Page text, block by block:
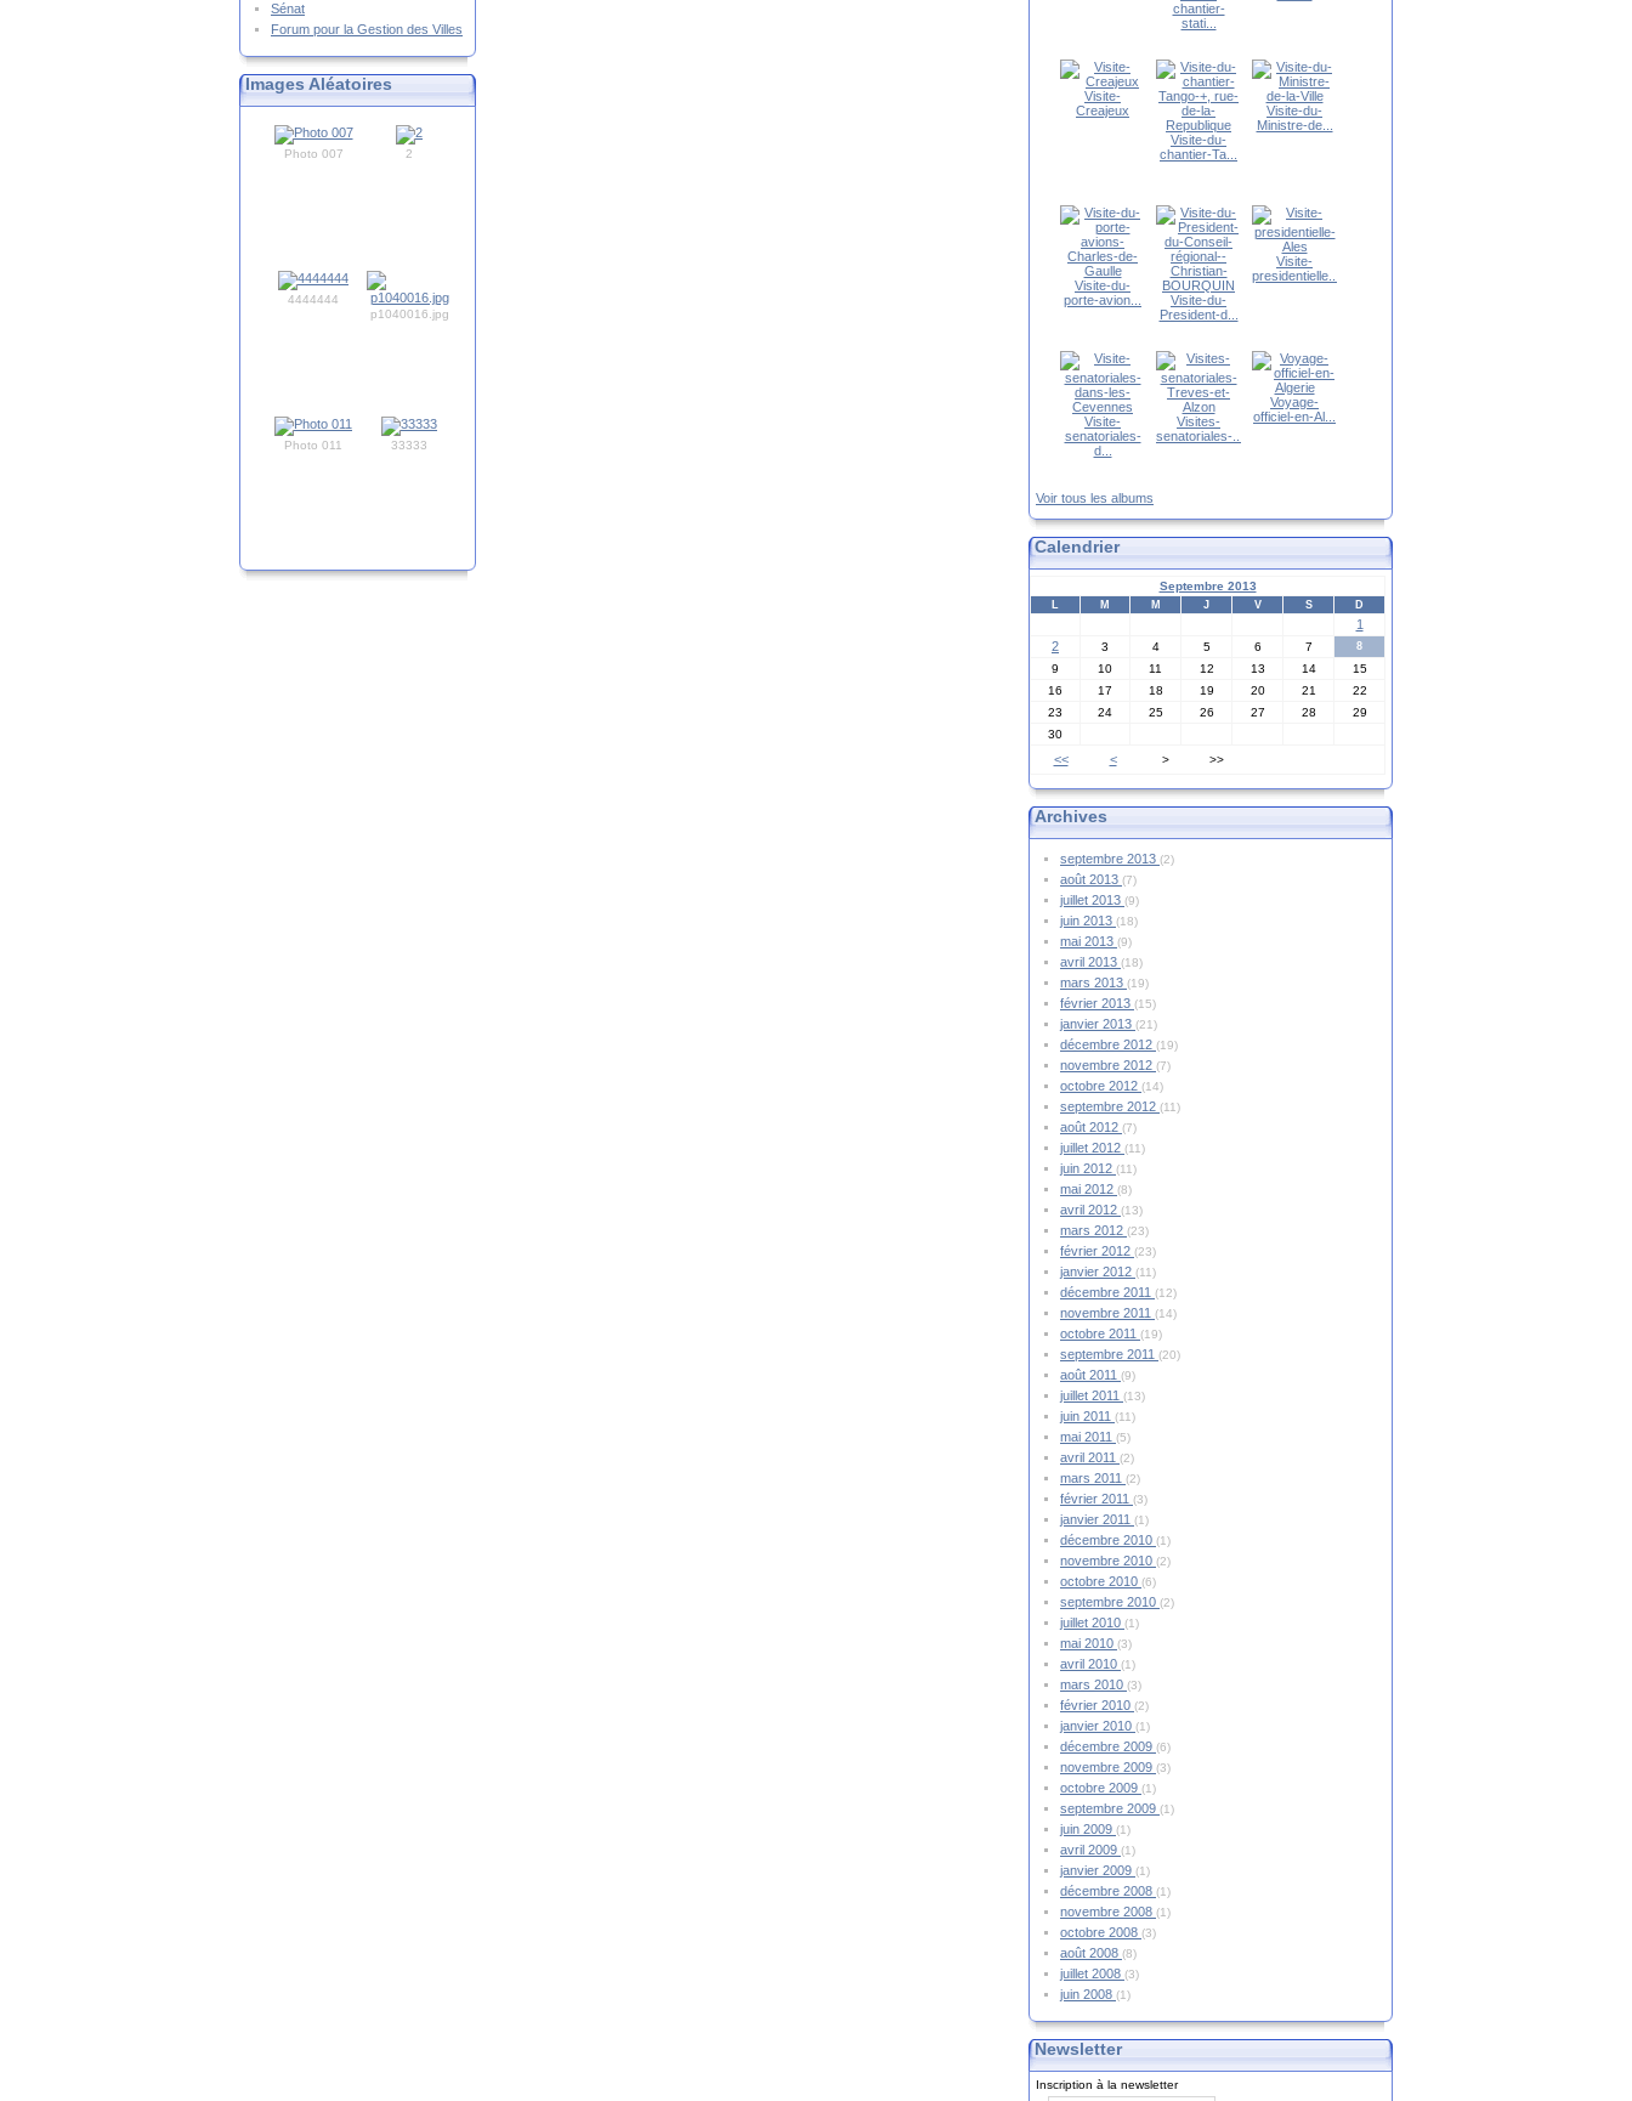
Sénat
Forum pour la Gestion des Villes
Images Aléatoires
Photo 007 2
4444444
p1040016.jpg
Photo 011 33333
chantier-
stati...
Visite-
Creajeux
Visite-du-
chantier-Ta...
Visite-du-
Ministre-de...
Visite-du-
porte-avion...
Visite-du-
President-d...
Visite-
presidentielle...
Visite-
senatoriales-
d...
Visites-
senatoriales-...
Voyage-
officiel-en-Al...
Voir tous les albums
Calendrier
Septembre 2013
L M M J V S D
1
2
3 4 5 6 7 8
9 10 11 12 13 14
15
16
17 18 19 20 21
22
23
24 25 26 27 28
29
30
<< < > >>
Archives
septembre 2013 (2)
août 2013 (7)
juillet 2013 (9)
juin 2013 (18)
mai 2013 (9)
avril 2013 (18)
mars 2013 (19)
février 2013 (15)
janvier 2013 (21)
décembre 2012 (19)
novembre 2012 (7)
octobre 2012 (14)
septembre 2012 (11)
août 2012 (7)
juillet 2012 (11)
juin 2012 (11)
mai 2012 (8)
avril 2012 (13)
mars 2012 (23)
février 2012 (23)
janvier 2012 (11)
décembre 2011 (12)
novembre 2011 (14)
octobre 2011 (19)
septembre 2011 (20)
août 2011 (9)
juillet 2011 (13)
juin 2011 (11)
mai 2011 (5)
avril 2011 (2)
mars 2011 (2)
février 2011 (3)
janvier 2011 (1)
décembre 2010 (1)
novembre 2010 (2)
octobre 2010 (6)
septembre 2010 (2)
juillet 2010 (1)
mai 2010 (3)
avril 2010 (1)
mars 2010 (3)
février 2010 (2)
janvier 2010 (1)
décembre 2009 (6)
novembre 2009 (3)
octobre 2009 (1)
septembre 2009 (1)
juin 2009 (1)
avril 2009 (1)
janvier 2009 (1)
décembre 2008 (1)
novembre 2008 (1)
octobre 2008 (3)
août 2008 (8)
juillet 2008 (3)
juin 2008 (1)
Newsletter
Inscription à la newsletter